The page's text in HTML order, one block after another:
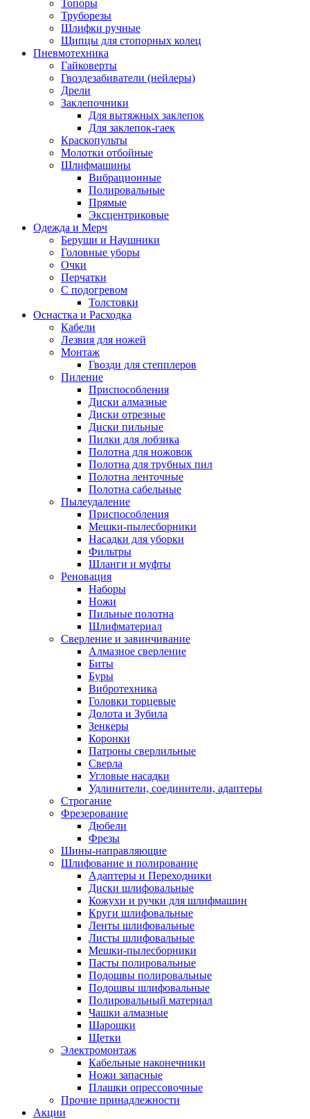
Топоры
Труборезы
Шлифки ручные
Щипцы для стопорных колец
Пневмотехника
Гайковерты
Гвоздезабиватели (нейлеры)
Дрели
Заклепочники
Для вытяжных заклепок
Для заклепок-гаек
Краскопульты
Молотки отбойные
Шлифмашины
Вибрационные
Полировальные
Прямые
Эксцентриковые
Одежда и Мерч
Беруши и Наушники
Головные уборы
Очки
Перчатки
С подогревом
Толстовки
Оснастка и Расходка
Кабели
Лезвия для ножей
Монтаж
Гвозди для степплеров
Пиление
Приспособления
Диски алмазные
Диски отрезные
Диски пильные
Пилки для лобзика
Полотна для ножовок
Полотна для трубных пил
Полотна ленточные
Полотна сабельные
Пылеудаление
Приспособления
Мешки-пылесборники
Насадки для уборки
Фильтры
Шланги и муфты
Реновация
Наборы
Ножи
Пильные полотна
Шлифматериал
Сверление и завинчивание
Алмазное сверление
Биты
Буры
Вибротехника
Головки торцевые
Долота и Зубила
Зенкеры
Коронки
Патроны сверлильные
Сверла
Угловые насадки
Удлинители, соединители, адаптеры
Строгание
Фрезерование
Дюбели
Фрезы
Шины-направляющие
Шлифование и полирование
Адаптеры и Переходники
Диски шлифовальные
Кожухи и ручки для шлифмашин
Круги шлифовальные
Ленты шлифовальные
Листы шлифовальные
Мешки-пылесборники
Пасты полировальные
Подошвы полировальные
Подошвы шлифовальные
Полировальный материал
Чашки алмазные
Шарошки
Щетки
Электромонтаж
Кабельные наконечники
Ножи запасные
Плашки опрессовочные
Прочие принадлежности
Акции